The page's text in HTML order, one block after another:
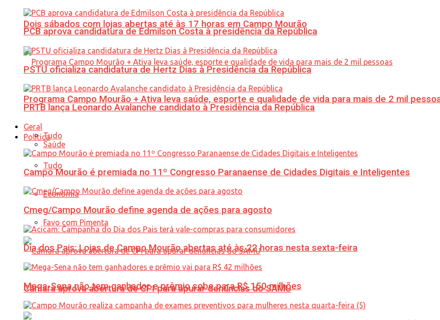
Dois sábados com lojas abertas até às 17 horas em Campo Mourão
Programa Campo Mourão + Ativa leva saúde, esporte e qualidade de vida para mais de 2 mil
Política
Tudo
Economia
Favo com Pimenta
Câmara aprova abertura de CPI para apurar denúncias do SAMU
PCB aprova candidatura de Edmilson Costa à presidência da República
PSTU oficializa candidatura de Hertz Dias à Presidência da República
PRTB lança Leonardo Avalanche candidato à Presidência da República
Geral
Tudo
Saúde
Campo Mourão é premiada no 11º Congresso Paranaense de Cidades Digitais e Inteligentes
Cmeg/Campo Mourão define agenda de ações para agosto
Dia dos Pais: Lojas de Campo Mourão abertas até às 22 horas nesta sexta-feira
Mega-Sena não tem ganhador e prêmio sobe para R$ 150 milhões